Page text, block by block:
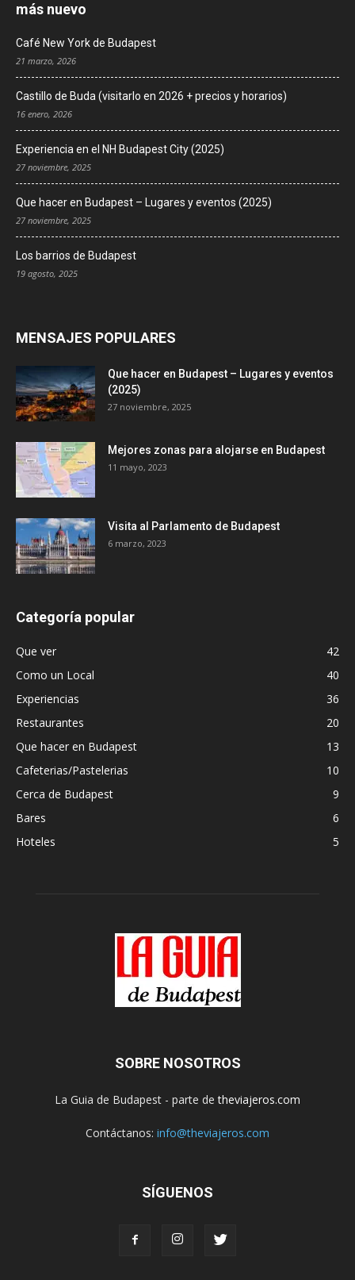
más nuevo
Café New York de Budapest
21 marzo, 2026
Castillo de Buda (visitarlo en 2026 + precios y horarios)
16 enero, 2026
Experiencia en el NH Budapest City (2025)
27 noviembre, 2025
Que hacer en Budapest – Lugares y eventos (2025)
27 noviembre, 2025
Los barrios de Budapest
19 agosto, 2025
MENSAJES POPULARES
Que hacer en Budapest – Lugares y eventos
(2025)
27 noviembre, 2025
Mejores zonas para alojarse en Budapest
11 mayo, 2023
Visita al Parlamento de Budapest
6 marzo, 2023
Categoría popular
Que ver
42
Como un Local
40
Experiencias
36
Restaurantes
20
Que hacer en Budapest
13
Cafeterias/Pastelerias
10
Cerca de Budapest
9
Bares
6
Hoteles
5
SOBRE NOSOTROS
La Guia de Budapest - parte detheviajeros.com
Contáctanos: info@theviajeros.com
SÍGUENOS